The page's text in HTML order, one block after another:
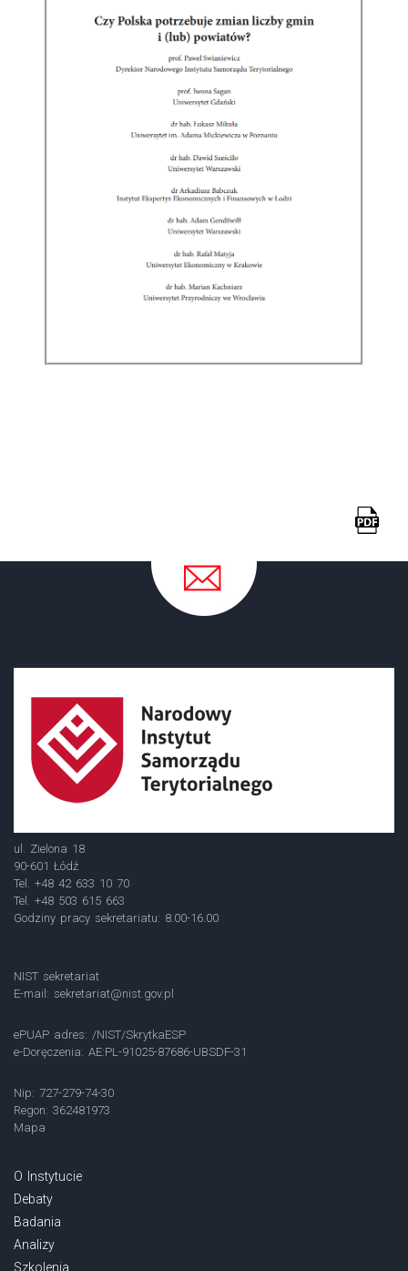
ul. Zielona 18
90-601 Łódź
Tel. +48 42 633 10 70
Tel. +48 503 615 663
Godziny pracy sekretariatu: 8.00-16.00
NIST sekretariat
E-mail: sekretariat@nist.gov.pl
ePUAP adres: /NIST/SkrytkaESP
e-Doręczenia: AE:PL-91025-87686-UBSDF-31
Nip: 727-279-74-30
Regon: 362481973
Mapa
O Instytucie
Debaty
Badania
Analizy
Szkolenia